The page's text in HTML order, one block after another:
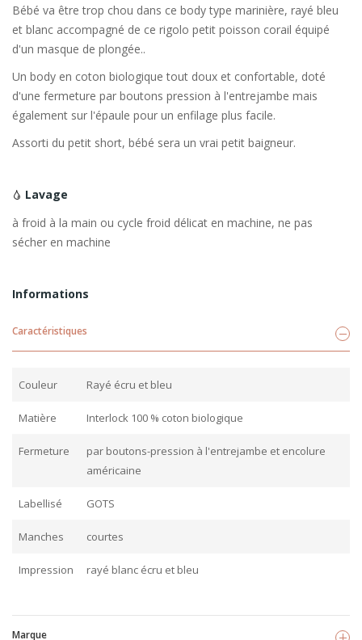
Bébé va être trop chou dans ce body type marinière, rayé bleu
et blanc accompagné de ce rigolo petit poisson corail équipé
d'un masque de plongée..
Un body en coton biologique tout doux et confortable, doté
d'une fermeture par boutons pression à l'entrejambe mais
également sur l'épaule pour un enfilage plus facile.
Assorti du petit short, bébé sera un vrai petit baigneur.
Lavage
à froid à la main ou cycle froid délicat en machine, ne pas
sécher en machine
Informations
Caractéristiques
Couleur Rayé écru et bleu
Matière Interlock 100 % coton biologique
Fermeture
par boutons-pression à l'entrejambe et encolure
américaine
Labellisé GOTS
Manches courtes
Impression rayé blanc écru et bleu
Marque